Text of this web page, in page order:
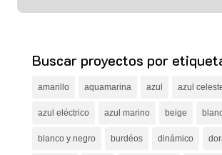
Buscar proyectos por
amarillo aquamarina azul azul
azul eléctrico azul marino beige
blanco y negro burdéos dinámico